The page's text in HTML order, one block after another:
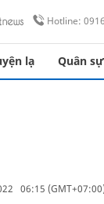
Hotline:
lạ Quân sự
06:15